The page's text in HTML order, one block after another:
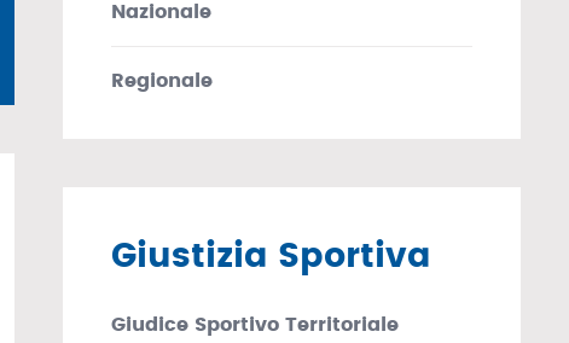
Nazionale
Regionale
Giustizia Sportiva
Giudice Sportivo Territoriale